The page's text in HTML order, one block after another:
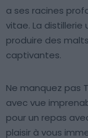
a ses racines
vitae. La distillerie
produire des
captivantes.
Ne manquez pas
avec vue
pour un repas
plaisir à vous